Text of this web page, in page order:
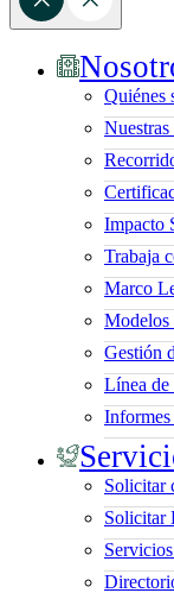
Quiénes
Nuestras
Impacto
Trabaja
Marco
Modelos
Gestión
Línea de
Informes
Solicitar
Solicitar